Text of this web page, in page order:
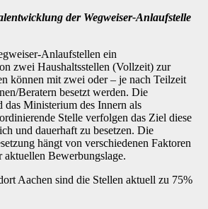
der Wegweiser-Anlaufstelle
Anlaufstellen ein
zwei Haushaltsstellen (Vollzeit) zur
können mit zwei oder – je nach Teilzeit
Beratern besetzt werden. Die
das Ministerium des Innern als
Stelle verfolgen das Ziel diese
und dauerhaft zu besetzen. Die
hängt von verschiedenen Faktoren
aktuellen Bewerbungslage.
Aachen sind die Stellen aktuell zu 75%